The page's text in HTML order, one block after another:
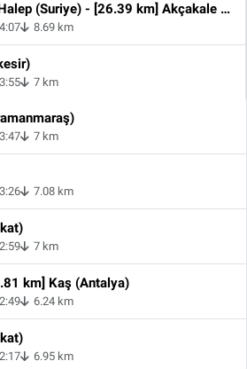
Ayn el-Arab, Halep (Suriye) - [26.39 km] Akçakale (Şanlıurfa)
8.69 km
7 km
7 km
7.08 km
7 km
km] Kaş (Antalya)
6.24 km
6.95 km